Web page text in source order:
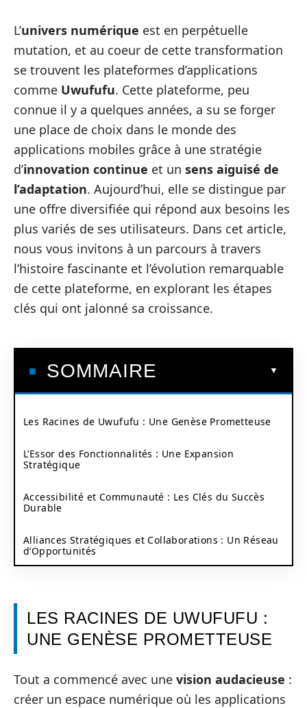
L’univers numérique est en perpétuelle
mutation, et au coeur de cette transformation
se trouvent les plateformes d’applications
comme Uwufufu. Cette plateforme, peu
connue il y a quelques années, a su se forger
une place de choix dans le monde des
applications mobiles grâce à une stratégie
d’innovation continue et un sens aiguisé de
l’adaptation. Aujourd’hui, elle se distingue par
une offre diversifiée qui répond aux besoins les
plus variés de ses utilisateurs. Dans cet article,
nous vous invitons à un parcours à travers
l’histoire fascinante et l’évolution remarquable
de cette plateforme, en explorant les étapes
clés qui ont jalonné sa croissance.
SOMMAIRE
Les Racines de Uwufufu : Une Genèse Prometteuse
L’Essor des Fonctionnalités : Une Expansion
Stratégique
Accessibilité et Communauté : Les Clés du Succès
Durable
Alliances Stratégiques et Collaborations : Un Réseau
d’Opportunités
LES RACINES DE UWUFUFU :
UNE GENÈSE PROMETTEUSE
Tout a commencé avec une vision audacieuse :
créer un espace numérique où les applications